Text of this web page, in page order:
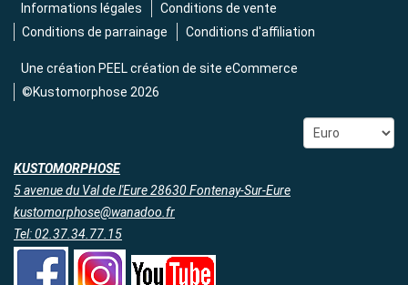
Informations légales
Conditions de vente
Conditions de parrainage
Conditions d'affiliation
Une création PEEL création de site eCommerce
©Kustomorphose 2026
KUSTOMORPHOSE
5 avenue du Val de l'Eure 28630 Fontenay-Sur-Eure
kustomorphose@wanadoo.fr
Tel: 02.37.34.77.15